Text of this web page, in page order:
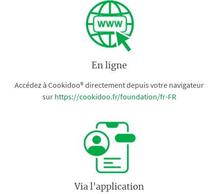
En ligne
Accédez à Cookidoo® directement depuis votre navigateur
sur https://cookidoo.fr/foundation/fr-FR
Via l'application